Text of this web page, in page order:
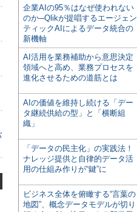
企業AIの95％はなぜ使われない
のか─Qlikが提唱するエージェン
ティックAIによるデータ統合の
新機軸
AI活用を業務補助から意思決定
領域へと高め、業務プロセスを
進化させるための道筋とは
AIの価値を維持し続ける「デー
タ継続供給の型」と「横断組
織」
「データの民主化」の実践法！
ナレッジ提供と自律的データ活
用の仕組み作りが“鍵”に
ビジネス全体を俯瞰する“言葉の
地図”、概念データモデルが切り